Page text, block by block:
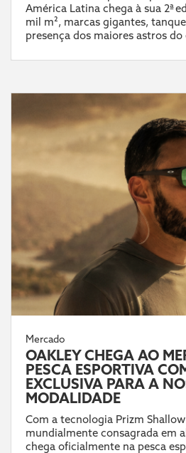
América Latina chega à sua 2ª
mil m², marcas gigantes,
presença dos maiores astros do
Mercado
OAKLEY CHEGA AO
PESCA ESPORTIVA
EXCLUSIVA PARA A
MODALIDADE
Com a tecnologia Prizm
mundialmente consagrada em
chega oficialmente na pesca